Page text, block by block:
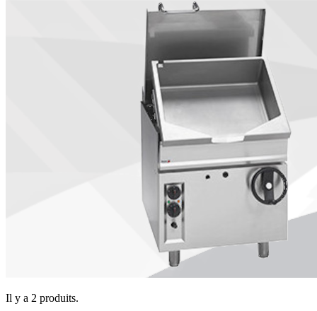
Il y a 2 produits.